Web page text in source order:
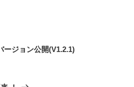
ジョン公開(V1.2.1)